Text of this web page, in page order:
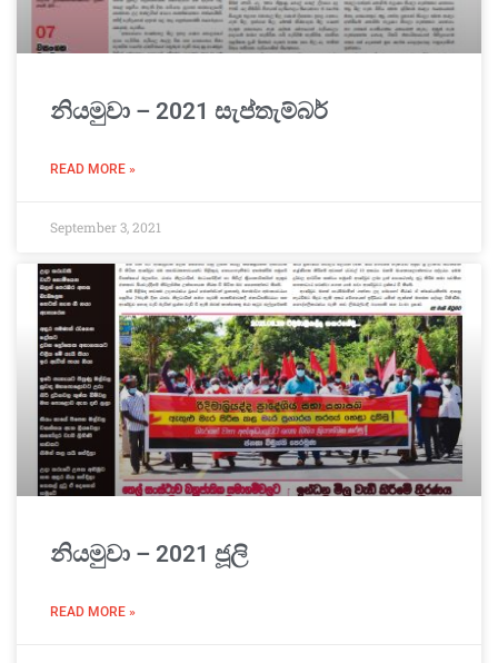
නියමුවා – 2021 සැප්තැම්බර්
READ MORE »
September 3, 2021
නියමුවා – 2021 ජූලි
READ MORE »